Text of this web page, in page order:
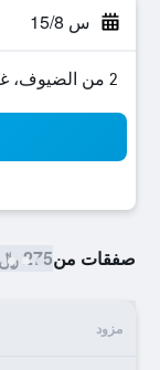
س 15/8
2 من الضيوف، غرفة واحدة
صفقات من275 ﷼
مزود